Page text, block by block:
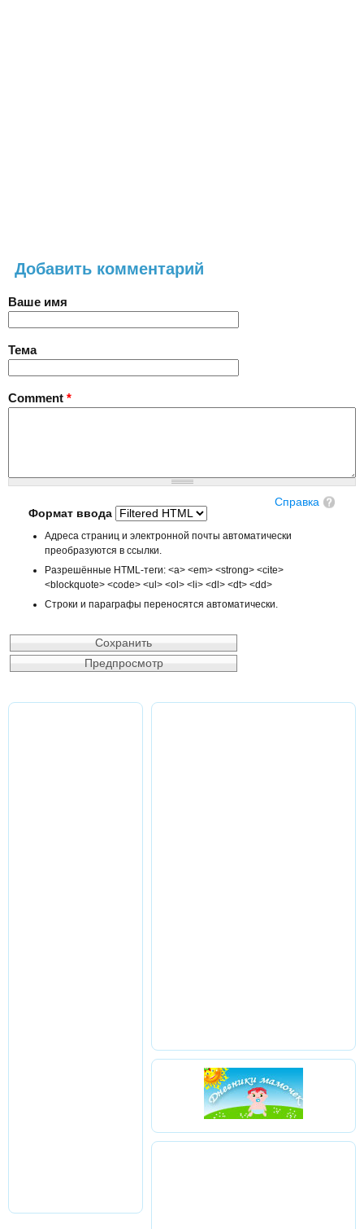
Добавить комментарий
Ваше имя
Тема
Comment *
Справка
Формат ввода
Адреса страниц и электронной почты автоматически
преобразуются в ссылки.
Разрешённые HTML-теги: <a> <em> <strong> <cite>
<blockquote> <code> <ul> <ol> <li> <dl> <dt> <dd>
Строки и параграфы переносятся автоматически.